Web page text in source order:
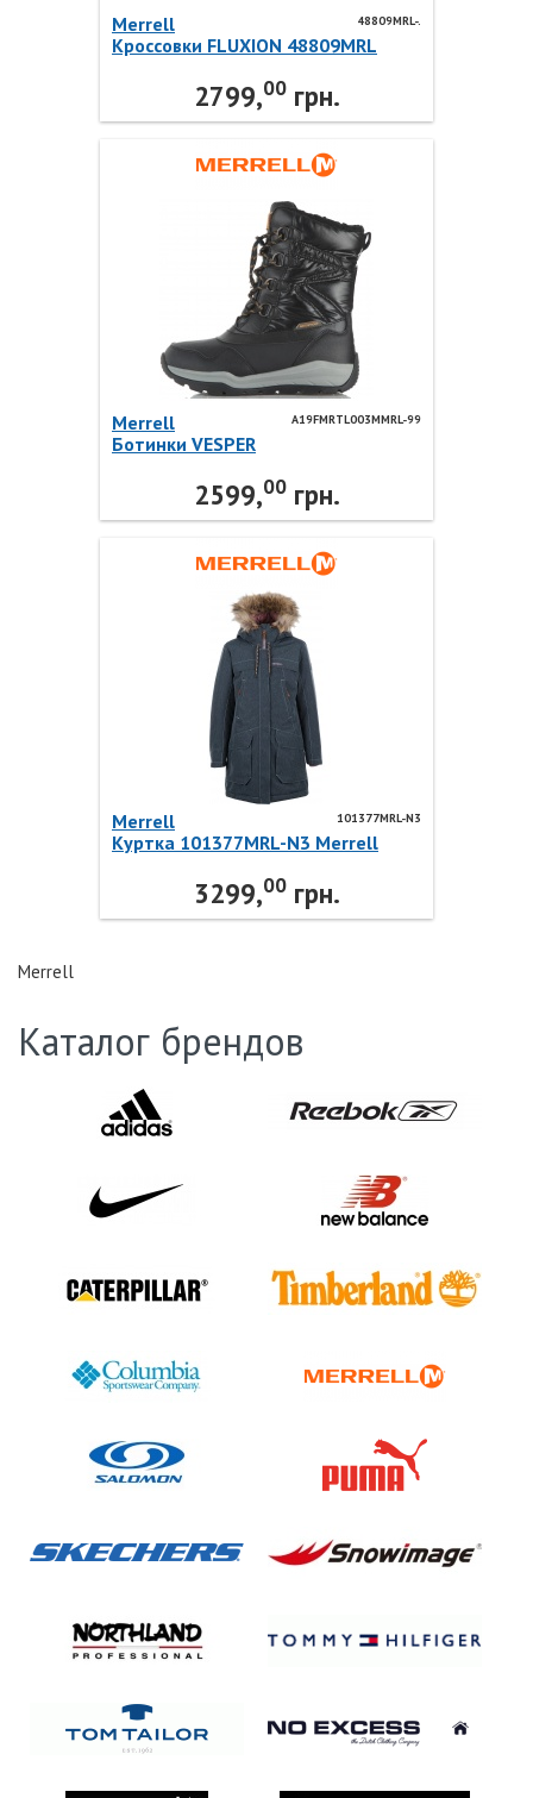
48809MRL-.
Merrell
Кроссовки FLUXION 48809MRL
2799,00грн.
A19FMRTL003MMRL-99
Merrell
Ботинки VESPER
2599,00грн.
101377MRL-N3
Merrell
Куртка 101377MRL-N3 Merrell
3299,00грн.
Merrell
Каталог брендов